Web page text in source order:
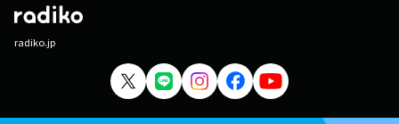
radiko.jp